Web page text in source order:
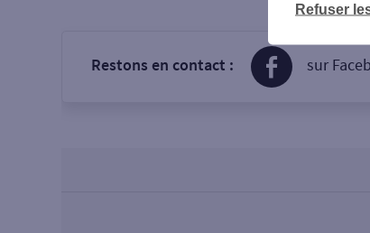
Restons en contact : sur
Refuser